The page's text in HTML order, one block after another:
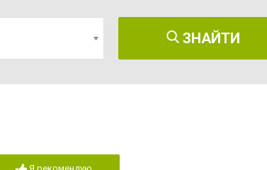
ЗНАЙТИ